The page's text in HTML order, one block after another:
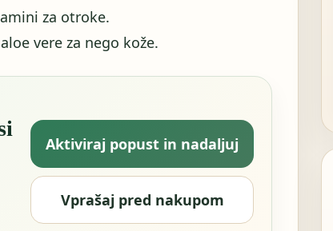
za otroke.
vere za nego kože.
Aktiviraj popust in nadaljuj
Vprašaj pred nakupom